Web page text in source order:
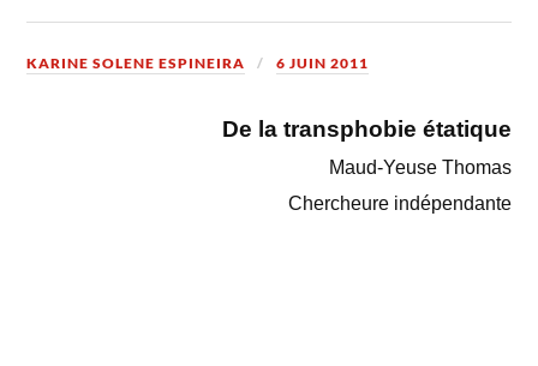
KARINE SOLENE ESPINEIRA 6 JUIN 2011
De la transphobie étatique
Maud-Yeuse Thomas
Chercheure indépendante